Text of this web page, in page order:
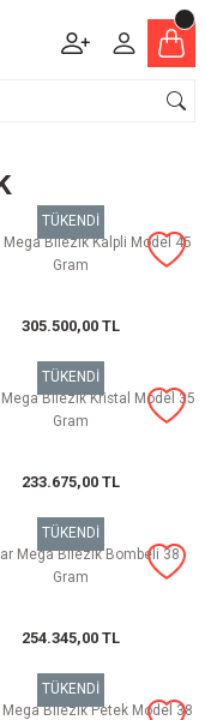
TÜKENDİ
Mega Bilezik Kalpli Model 45
Gram
305.500,00 TL
TÜKENDİ
Bilezik Kristal Model 35
Gram
233.675,00 TL
TÜKENDİ
Mega Bilezik Bombeli 38
Gram
254.345,00 TL
TÜKENDİ
Mega Bilezik Petek Model 38